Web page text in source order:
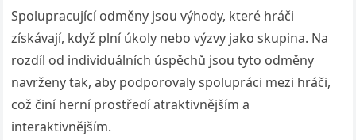
Spolupracující odměny jsou výhody, které hráči
získávají, když plní úkoly nebo výzvy jako skupina. Na
rozdíl od individuálních úspěchů jsou tyto odměny
navrženy tak, aby podporovaly spolupráci mezi hráči,
což činí herní prostředí atraktivnějším a
interaktivnějším.